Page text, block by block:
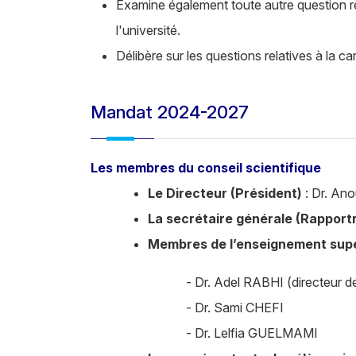
Examine également toute autre question
l'université.
Délibère sur les questions relatives à la
Mandat 2024-2027
Les membres du conseil scientifique
Le Directeur (Président) : Dr.
La secrétaire générale
Membres de l’enseignement
- Dr. Adel RABHI (directeur
- Dr. Sami CHEFI
- Dr. Lelfia GUELMAMI